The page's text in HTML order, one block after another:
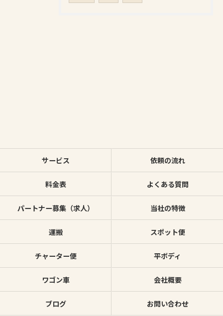
サービス 依頼の流れ
料金表 よくある質問
パートナー募集（求人） 当社の特徴
運搬 スポット便
チャーター便 平ボディ
ワゴン車 会社概要
ブログ お問い合わせ